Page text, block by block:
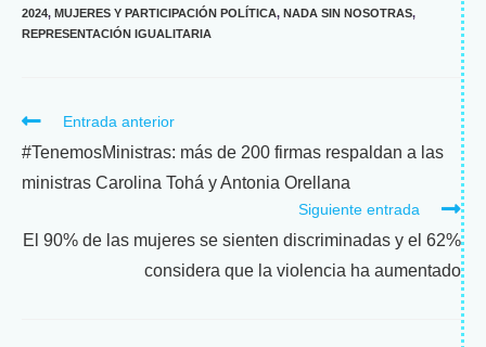
2024, MUJERES Y PARTICIPACIÓN POLÍTICA, NADA SIN NOSOTRAS,
REPRESENTACIÓN IGUALITARIA
Entrada anterior
#TenemosMinistras: más de 200 firmas respaldan a las
ministras Carolina Tohá y Antonia Orellana
Siguiente entrada
El 90% de las mujeres se sienten discriminadas y el 62%
considera que la violencia ha aumentado